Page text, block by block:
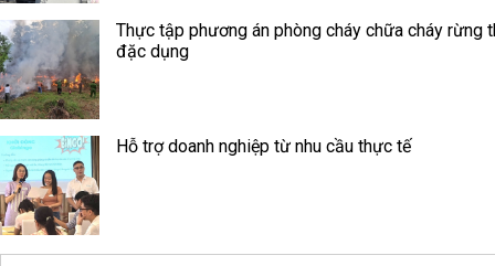
Thực tập phương án phòng cháy chữa cháy rừng
đặc dụng
Hỗ trợ doanh nghiệp từ nhu cầu thực tế